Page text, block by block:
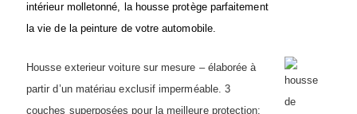
intérieur molletonné, la housse protège parfaitement
la vie de la peinture de votre automobile.
Housse exterieur voiture sur mesure – élaborée à
partir d’un matériau exclusif imperméable. 3
couches superposées pour la meilleure protection: